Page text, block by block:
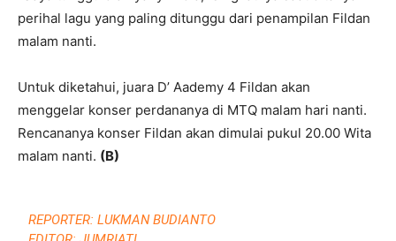
perihal lagu yang paling ditunggu dari penampilan Fildan
malam nanti.
Untuk diketahui, juara D’ Aademy 4 Fildan akan
menggelar konser perdananya di MTQ malam hari nanti.
Rencananya konser Fildan akan dimulai pukul 20.00 Wita
malam nanti. (B)
REPORTER: LUKMAN BUDIANTO